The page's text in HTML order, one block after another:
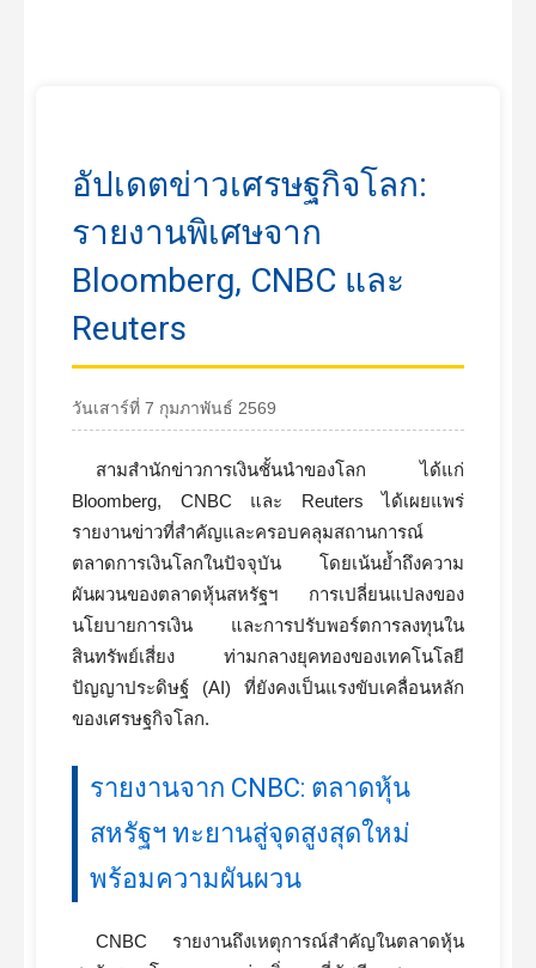
อัปเดตข่าวเศรษฐกิจโลก:
รายงานพิเศษจาก
Bloomberg, CNBC และ
Reuters
วันเสาร์ที่ 7 กุมภาพันธ์ 2569
สามสำนักข่าวการเงินชั้นนำของโลก ได้แก่
Bloomberg, CNBC และ Reuters ได้เผยแพร่
รายงานข่าวที่สำคัญและครอบคลุมสถานการณ์
ตลาดการเงินโลกในปัจจุบัน โดยเน้นย้ำถึงความ
ผันผวนของตลาดหุ้นสหรัฐฯ การเปลี่ยนแปลงของ
นโยบายการเงิน และการปรับพอร์ตการลงทุนใน
สินทรัพย์เสี่ยง ท่ามกลางยุคทองของเทคโนโลยี
ปัญญาประดิษฐ์ (AI) ที่ยังคงเป็นแรงขับเคลื่อนหลัก
ของเศรษฐกิจโลก.
รายงานจาก CNBC: ตลาดหุ้น
สหรัฐฯ ทะยานสู่จุดสูงสุดใหม่
พร้อมความผันผวน
CNBC รายงานถึงเหตุการณ์สำคัญในตลาดหุ้น